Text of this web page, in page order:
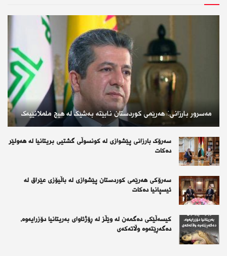
مەسرور بارزانی: هەرێمی کوردستان نابێتە بەشێک لە هیچ ململانێیەک
سەرۆک بارزانی پێشوازی لە کونسوڵی گشتیی بریتانیا لە هەولێر
دەکات
سەرۆكی هەرێمی كوردستان پێشوازی لە باڵیۆزی عێراق لە
ئیسپانیا دەكات
کیسەڵێکی دەگمەن لە وێڵز لە ڕۆژئاوای بەریتانیا دۆزرایەوە،
دەگەڕێتەوە وڵاتەکەی